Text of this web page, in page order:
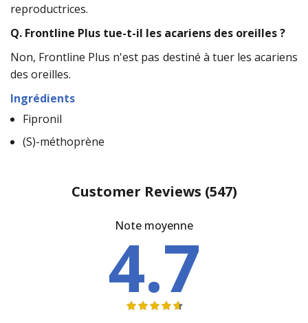
reproductrices.
Q. Frontline Plus tue-t-il les acariens des oreilles ?
Non, Frontline Plus n'est pas destiné à tuer les acariens
des oreilles.
Ingrédients
Fipronil
(S)-méthoprène
Customer Reviews (547)
Note moyenne
4.7